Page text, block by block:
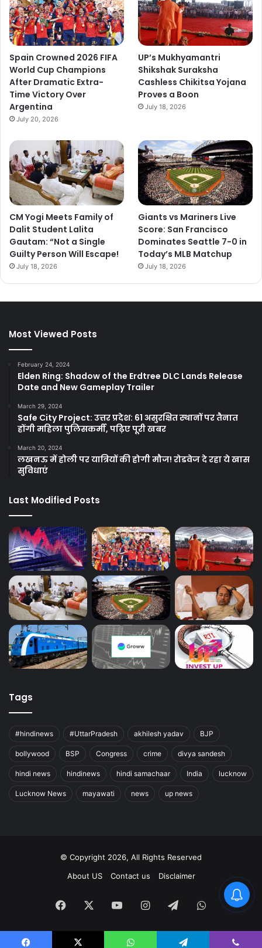
Spain Crowned 2026 FIFA
World Cup Champions
After Dramatic Extra-
Time Victory Over
Argentina
July 20, 2026
UP’s Mukhyamantri
Shikshak Suraksha
Cashless Chikitsa Yojana
Proves a Boon
July 18, 2026
CM Yogi Meets Family of
Dalit Student Lalita
Gautam: “Not a Single
Guilty Person Will Escape!
July 18, 2026
Giants vs Mariners Live
Score: San Francisco
Dominates Seattle 7-0 in
Today’s MLB Matchup
July 18, 2026
Most Viewed Posts
February 24, 2024
Elden Ring: Shadow of the Erdtree DLC Lands Release
Date and New Gameplay Trailer
March 29, 2024
Safe City Project: उत्तर प्रदेश: 61 असुरक्षित स्थानों पर तैनात
होंगी महिला पुलिसकर्मी, पढ़िए पूरी खबर
March 20, 2024
लखनऊ में होली पर यात्रियों की होगी मौज! रोडवेज दे रहा ये खास
सुविधाएं
Last Modified Posts
Tags
#hindinews #UttarPradesh akhilesh yadav BJP
bollywood BSP Congress crime divya sandesh
hindi news hindinews hindi samachaar India lucknow
Lucknow News mayawati news up news
© Copyright 2026, All Rights Reserved
About US
Contact us Disclaimer
Facebook YouTubeInstagramTelegramWhatsApp